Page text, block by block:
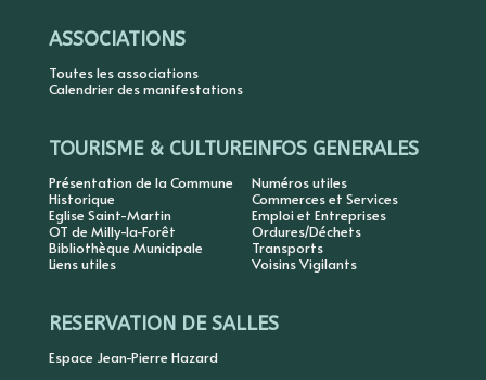
ASSOCIATIONS
Toutes les associations
Calendrier des manifestations
TOURISME & CULTURE
Présentation de la Commune
Historique
Eglise Saint-Martin
OT de Milly-la-Forêt
Bibliothèque Municipale
Liens utiles
INFOS GENERALES
Numéros utiles
Commerces et Services
Emploi et Entreprises
Ordures/Déchets
Transports
Voisins Vigilants
RESERVATION DE SALLES
Espace Jean-Pierre Hazard